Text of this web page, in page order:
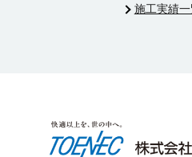
施工実績